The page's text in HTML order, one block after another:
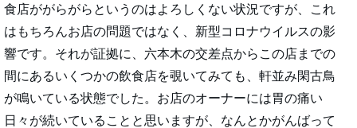
食店ががらがらというのはよろしくない状況ですが、これ
はもちろんお店の問題ではなく、新型コロナウイルスの影
響です。それが証拠に、六本木の交差点からこの店までの
間にあるいくつかの飲食店を覗いてみても、軒並み閑古鳥
が鳴いている状態でした。お店のオーナーには胃の痛い
日々が続いていることと思いますが、なんとかがんばって